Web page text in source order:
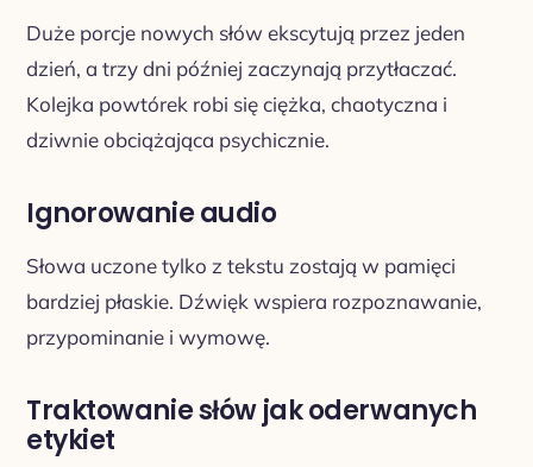
Duże porcje nowych słów ekscytują przez jeden
dzień, a trzy dni później zaczynają przytłaczać.
Kolejka powtórek robi się ciężka, chaotyczna i
dziwnie obciążająca psychicznie.
Ignorowanie audio
Słowa uczone tylko z tekstu zostają w pamięci
bardziej płaskie. Dźwięk wspiera rozpoznawanie,
przypominanie i wymowę.
Traktowanie słów jak oderwanych
etykiet